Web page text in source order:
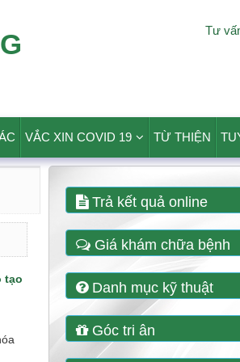
Tư
VẮC XIN COVID 19 TỪ THIỆN
tạo
Trả kết quả online
Giá khám chữa bệnh
Danh mục kỹ thuật
Góc tri ân